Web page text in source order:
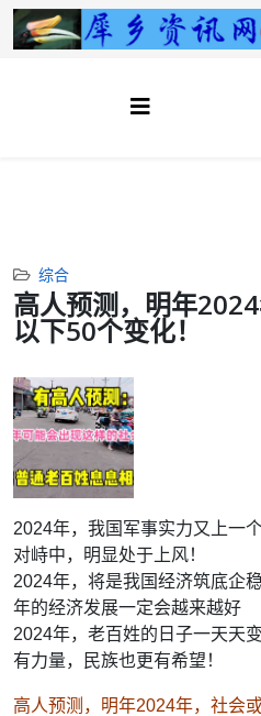
综合
高人预测，明年
以下50个变化！
2024年，我国军事实力又上一
对峙中，明显处于上风！
2024年，将是我国经济筑底企
年的经济发展一定会越来越好
2024年，老百姓的日子一天天
有力量，民族也更有希望！
高人预测，明年2024年，社会